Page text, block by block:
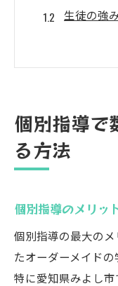
生徒の強
個別指導
チ
地域密着型の
地元の教
地域特有
地域社会
個別指導で
る方法
個別指導のメリッ
個別指導の最大の
たオーダーメイドの
特に愛知県みよし